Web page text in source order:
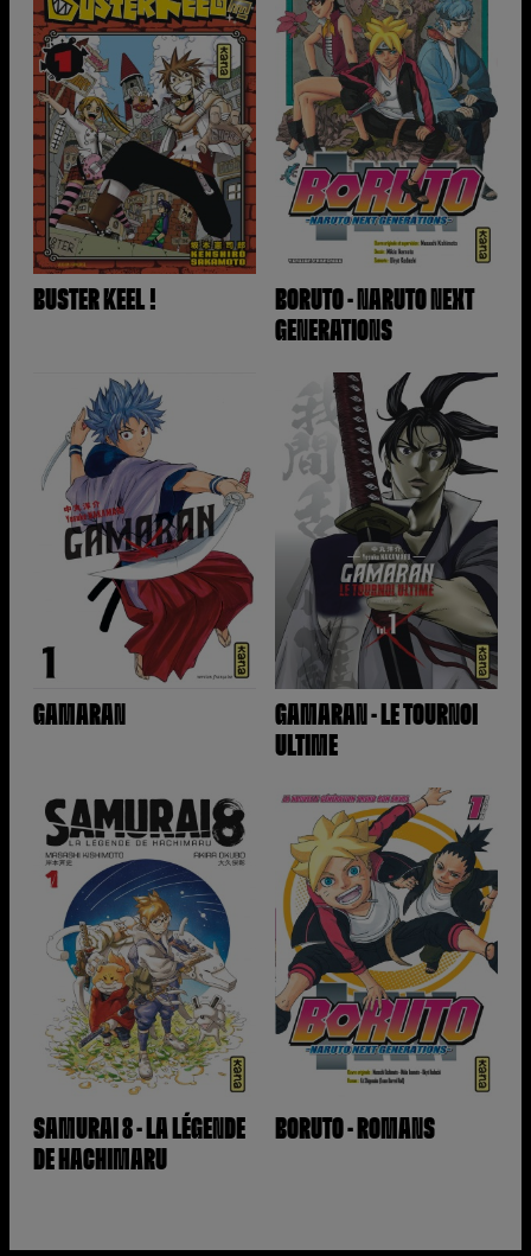
BUSTER KEEL !
BORUTO - NARUTO NEXT
GENERATIONS
GAMARAN
GAMARAN - LE TOURNOI
ULTIME
SAMURAI 8 - LA LÉGENDE
DE HACHIMARU
BORUTO - ROMANS